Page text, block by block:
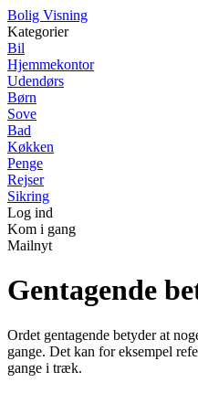
Bolig Visning
Kategorier
Bil
Hjemmekontor
Udendørs
Børn
Sove
Bad
Køkken
Penge
Rejser
Sikring
Log ind
Kom i gang
Mailnyt
Gentagende
Ordet gentagende betyder at
gange. Det kan for eksempel
gange i træk.